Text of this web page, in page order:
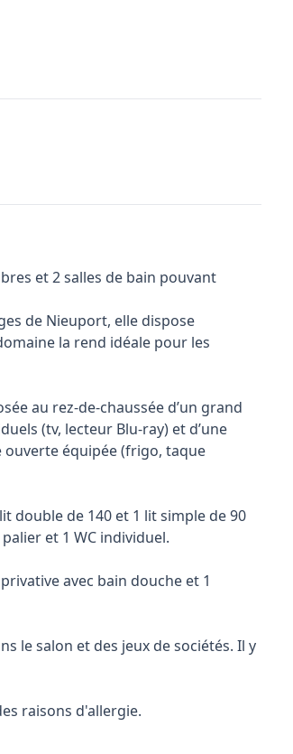
et 2 salles de bain pouvant
de Nieuport, elle dispose
la rend idéale pour les
au rez-de-chaussée d’un grand
(tv, lecteur Blu-ray) et d’une
ouverte équipée (frigo, taque
double de 140 et 1 lit simple de 90
et 1 WC individuel.
avec bain douche et 1
le salon et des jeux de sociétés. Il y
raisons d'allergie.